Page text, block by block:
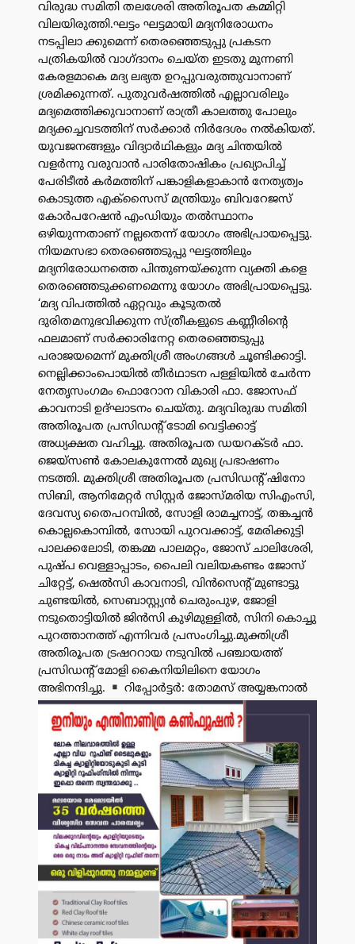
വിരുദ്ധ സമിതി തലശേരി അതിരൂപത കമ്മിറ്റി
വിലയിരുത്തി.ഘട്ടം ഘട്ടമായി മദ്യനിരോധനം
നടപ്പിലാ ക്കുമെന്ന് തെരഞ്ഞെടുപ്പു പ്രകടന
പത്രികയിൽ വാഗ്ദാനം ചെയ്‌ത ഇടതു മുന്നണി
കേരളമാകെ മദ്യ ലഭ്യത ഉറപ്പുവരുത്തുവാനാണ്
ശ്രമിക്കുന്നത്. പുതുവർഷത്തിൽ എല്ലാവരിലും
മദ്യമെത്തിക്കുവാനാണ് രാത്രീ കാലത്തു പോലും
മദ്യക്കച്ചവടത്തിന് സർക്കാർ നിർദേശം നൽകിയത്.
യുവജനങ്ങളും വിദ്യാർഥികളും മദ്യ ചിന്തയിൽ
വളർന്നു വരുവാൻ പാരിതോഷികം പ്രഖ്യാപിച്ച്
പേരിടീൽ കർമത്തിന് പങ്കാളികളാകാൻ നേത്യത്വം
കൊടുത്ത എക്സൈസ് മന്ത്രിയും ബിവറേജസ്
കോർപറേഷൻ എംഡിയും തൽസ്ഥാനം
ഒഴിയുന്നതാണ് നല്ലതെന്ന് യോഗം അഭിപ്രായപ്പെട്ടു.
നിയമസഭാ തെരഞ്ഞെടുപ്പു ഘട്ടത്തിലും
മദ്യനിരോധനത്തെ പിന്തുണയ്ക്കുന്ന വ്യക്തി കളെ
തെരഞ്ഞെടുക്കണമെന്നു യോഗം അഭിപ്രായപ്പെട്ടു.
‘മദ്യ വിപത്തിൽ ഏറ്റവും കൂടുതൽ
ദുരിതമനുഭവിക്കുന്ന സ്ത്രീകളുടെ കണ്ണീരിന്റെ
ഫലമാണ് സർക്കാരിനേറ്റ തെരഞ്ഞെടുപ്പു
പരാജയമെന്ന് മുക്തിശ്രീ അംഗങ്ങൾ ചൂണ്ടിക്കാട്ടി.
നെല്ലിക്കാംപൊയിൽ തീർഥാടന പള്ളിയിൽ ചേർന്ന
നേതൃസംഗമം ഫൊറോന വികാരി ഫാ. ജോസഫ്
കാവനാടി ഉദ്ഘാടനം ചെയ്തു. മദ്യവിരുദ്ധ സമിതി
അതിരൂപത പ്രസിഡൻ്റ് ടോമി വെട്ടിക്കാട്ട്
അധ്യക്ഷത വഹിച്ചു. അതിരൂപത ഡയറക്ടർ ഫാ.
ജെയ്‌സൺ കോലകുന്നേൽ മുഖ്യ പ്രഭാഷണം
നടത്തി. മുക്തിശ്രീ അതിരൂപത പ്രസിഡന്റ് ഷിനോ
സിബി, ആനിമേറ്റർ സിസ്റ്റർ ജോസ്‌മരിയ സിഎംസി,
ദേവസ്യ തൈപറമ്പിൽ, സോളി രാമച്ചനാട്ട്, തങ്കച്ചൻ
കൊല്ലകൊമ്പിൽ, സോയി പുറവക്കാട്ട്, മേരിക്കുട്ടി
പാലക്കലോടി, തങ്കമ്മ പാലമറ്റം, ജോസ് ചാലിശേരി,
പുഷ്‌പ വെള്ളാപ്പാടം, പൈലി വലിയകണ്ടം ജോസ്
ചിറ്റേട്ട്, ഷെൽസി കാവനാടി, വിൻസെൻ്റ് മുണ്ടാട്ടു
ചുണ്ടയിൽ, സെബാസ്റ്റ്യൻ ചെരുംപുഴ, ജോളി
നടുതൊട്ടിയിൽ ജിൻസി കുഴിമുള്ളിൽ, സിനി കൊച്ചു
പുറത്താനത്ത് എന്നിവർ പ്രസംഗിച്ചു.മുക്തിശ്രീ
അതിരൂപത ട്രഷററായ നടുവിൽ പഞ്ചായത്ത്
പ്രസിഡൻ്റ് മോളി കൈനിയിലിനെ യോഗം
അഭിനന്ദിച്ചു.
റിപ്പോർട്ടർ: തോമസ് അയ്യങ്കനാൽ
പരസ്യം